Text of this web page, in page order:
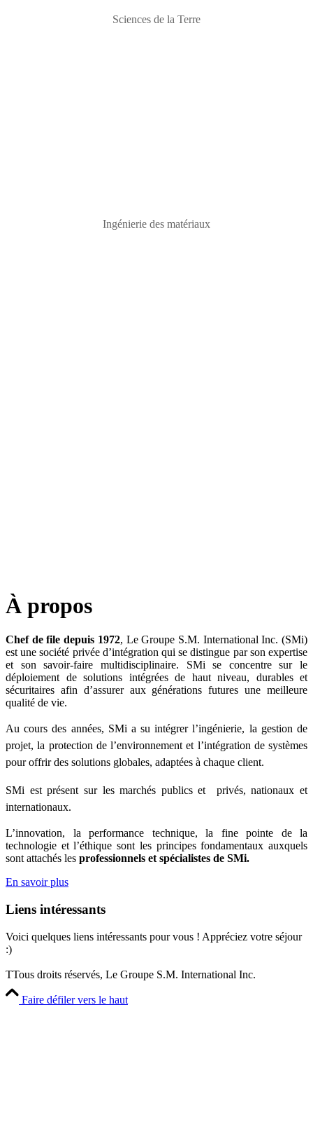
Sciences de la Terre
Ingénierie des matériaux
À propos
Chef de file depuis 1972, Le Groupe S.M. International Inc. (SMi)
est une société privée d’intégration qui se distingue par son expertise
et son savoir-faire multidisciplinaire. SMi se concentre sur le
déploiement de solutions intégrées de haut niveau, durables et
sécuritaires afin d’assurer aux générations futures une meilleure
qualité de vie.
Au cours des années, SMi a su intégrer l’ingénierie, la gestion de
projet, la protection de l’environnement et l’intégration de systèmes
pour offrir des solutions globales, adaptées à chaque client.
SMi est présent sur les marchés publics et privés, nationaux et
internationaux.
L’innovation, la performance technique, la fine pointe de la
technologie et l’éthique sont les principes fondamentaux auxquels
sont attachés les professionnels et spécialistes de SMi.
En savoir plus
Liens intéressants
Voici quelques liens intéressants pour vous ! Appréciez votre séjour
:)
TTous droits réservés, Le Groupe S.M. International Inc.
Faire défiler vers le haut